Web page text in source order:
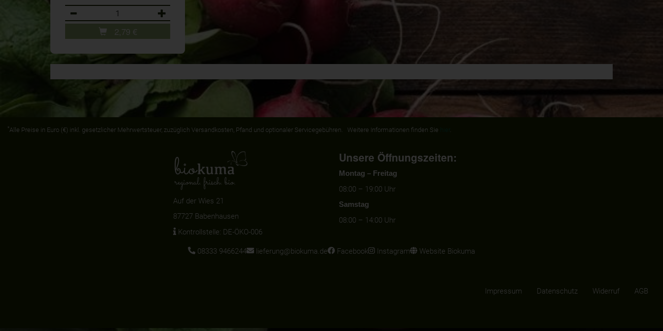
2,79 €
*Alle Preise in Euro (€) inkl. gesetzlicher Mehrwertsteuer, zuzüglich Versandkosten, Pfand und optionaler Servicegebühren. Weitere Informationen finden Sie .
Auf der Wies 21
87727 Babenhausen
Kontrollstelle: DE-ÖKO-006
Unsere Öffnungszeiten:
Montag – Freitag
08:00 – 19:00 Uhr
Samstag
08:00 – 14:00 Uhr
08333 9466244 lieferung@biokuma.de Facebook Instagram Website Biokuma
Impressum Datenschutz Widerruf AGB